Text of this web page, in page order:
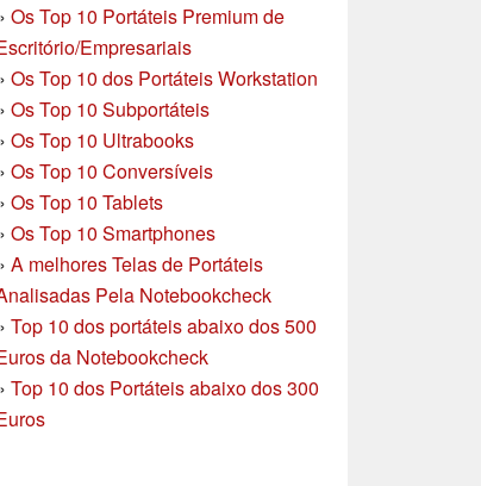
Os Top 10 Portáteis Premium de
Empresariais
Os Top 10 dos Portáteis Workstation
Os Top 10 Subportáteis
Os Top 10 Ultrabooks
Os Top 10 Conversíveis
Os Top 10 Tablets
Os Top 10 Smartphones
A melhores Telas de Portáteis
Pela Notebookcheck
Top 10 dos portáteis abaixo dos 500
da Notebookcheck
Top 10 dos Portáteis abaixo dos 300